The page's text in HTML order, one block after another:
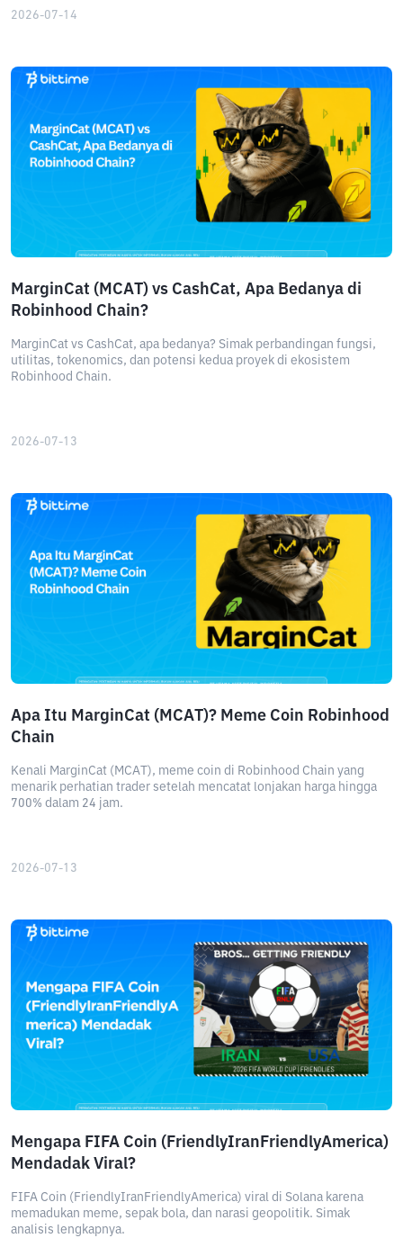
2026-07-14
MarginCat (MCAT) vs CashCat, Apa Bedanya di
Robinhood Chain?
MarginCat vs CashCat, apa bedanya? Simak perbandingan fungsi,
utilitas, tokenomics, dan potensi kedua proyek di ekosistem
Robinhood Chain.
2026-07-13
Apa Itu MarginCat (MCAT)? Meme Coin Robinhood
Chain
Kenali MarginCat (MCAT), meme coin di Robinhood Chain yang
menarik perhatian trader setelah mencatat lonjakan harga hingga
700% dalam 24 jam.
2026-07-13
Mengapa FIFA Coin (FriendlyIranFriendlyAmerica)
Mendadak Viral?
FIFA Coin (FriendlyIranFriendlyAmerica) viral di Solana karena
memadukan meme, sepak bola, dan narasi geopolitik. Simak
analisis lengkapnya.